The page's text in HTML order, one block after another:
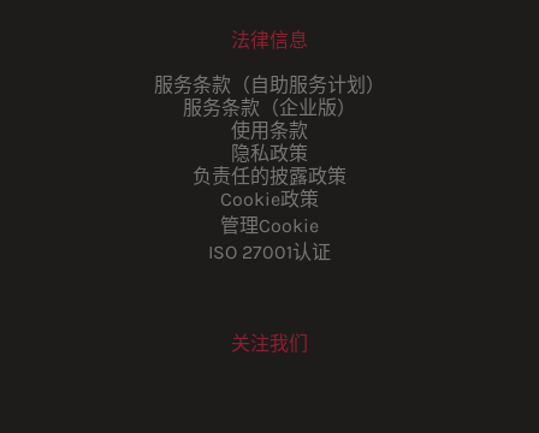
法律信息
服务条款（自助服务计划）
服务条款（企业版）
使用条款
隐私政策
负责任的披露政策
Cookie政策
管理Cookie
ISO 27001认证
关注我们